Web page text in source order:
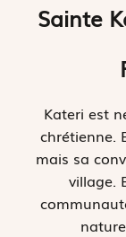
Sainte
Kateri est
chrétienne.
mais sa
village.